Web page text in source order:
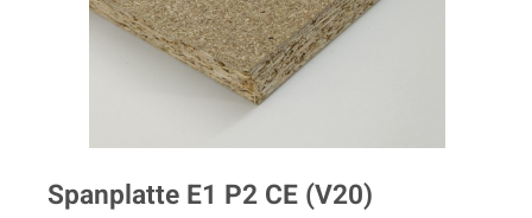
Spanplatte E1 P2 CE (V20)